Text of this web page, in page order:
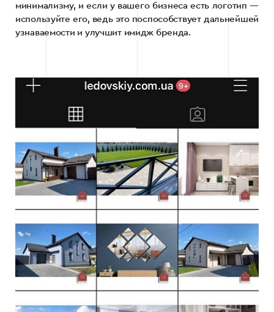
минимализму, и если у вашего бизнеса есть логотип —
используйте его, ведь это поспособствует дальнейшей
узнаваемости и улучшит имидж бренда.